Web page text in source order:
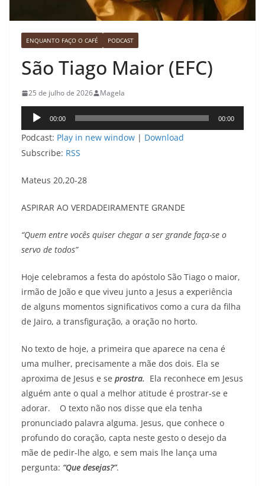
ENQUANTO FAÇO O CAFÉ PODCAST
São Tiago Maior (EFC)
25 de julho de 2026 Magela
Tocador
de
áudio
00:00 00:00
Podcast: Play in new window | Download
Subscribe: RSS
Mateus 20,20-28
ASPIRAR AO VERDADEIRAMENTE GRANDE
“Quem entre vocês quiser chegar a ser grande faça-se o
servo de todos”
Hoje celebramos a festa do apóstolo São Tiago o maior,
irmão de João e que viveu junto a Jesus a experiência
de alguns momentos significativos como a cura da filha
de Jairo, a transfiguração, a oração no horto.
No texto de hoje, a primeira que aparece na cena é
uma mulher, precisamente a mãe dos dois. Ela se
aproxima de Jesus e se prostra. Ela reconhece em Jesus
alguém ante o qual a melhor atitude é prostrar-se e
adorar. O texto não nos disse que ela tenha
pronunciado palavra alguma. Jesus, que conhece o
profundo do coração, capta neste gesto o desejo da
mãe de pedir-lhe algo, e sem mais lhe lança uma
pergunta: “Que desejas?”.